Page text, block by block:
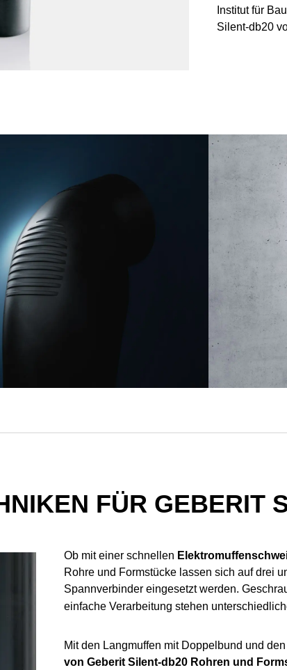
Institut für
Silent-db20
FÜR GEBERIT
Ob mit einer schnellen
Rohre und Formstücke lassen sich auf drei
Spannverbinder eingesetzt werden.
einfache Verarbeitung stehen
Mit den Langmuffen mit Doppelbund und
von Geberit Silent-db20 Rohren und